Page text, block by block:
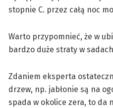
stopnie C. przez całą noc
Warto przypomnieć, że w
bardzo duże straty w
Zdaniem eksperta
drzew, np. jabłonie są na
spada w okolice zera, to da